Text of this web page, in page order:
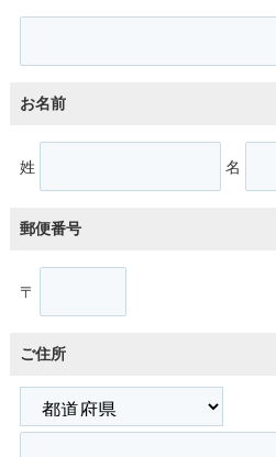
お名前
姓 名
郵便番号
〒
ご住所